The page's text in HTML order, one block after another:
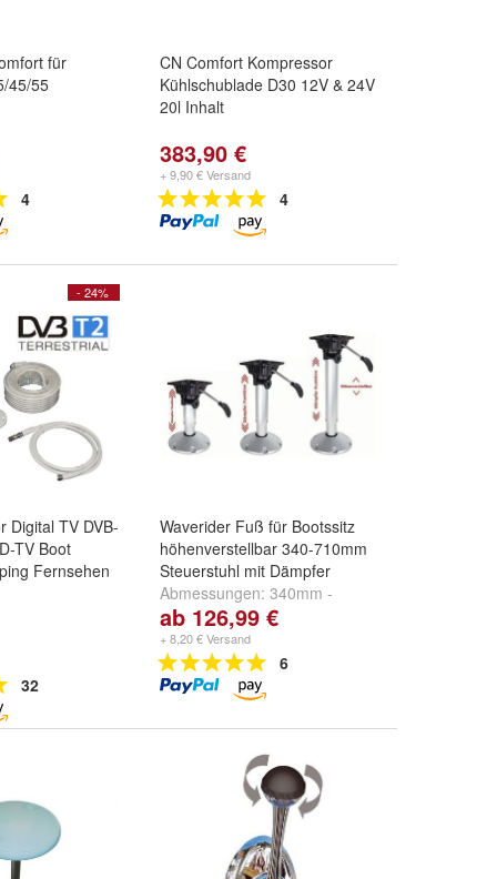
für
45/55
4
CN Comfort Kompressor
Kühlschublade D30 12V & 24V
20l Inhalt
383,90 €
+ 9,90 € Versand
4
- 24%
Digital TV DVB-
TV Boot
Fernsehen
32
Waverider Fuß für Bootssitz
höhenverstellbar 340-710mm
Steuerstuhl mit Dämpfer
Abmessungen: 340mm -
450mm,500mm -630mm
580mm - 710mm
ab 126,99 €
+ 8,20 € Versand
6